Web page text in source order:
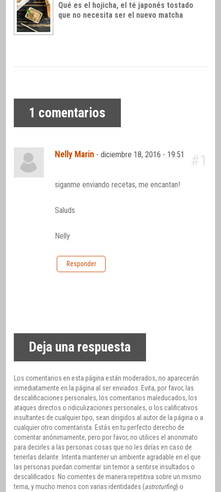
Qué es el hojicha, el té japonés tostado
que no necesita ser el nuevo matcha
1 comentarios
Nelly Marin -diciembre 18, 2016 - 19:51 #1
siganme enviando recetas, me encantan!
Saluds
Nelly
Responder
Deja una respuesta
Los comentarios en esta página están moderados, no aparecerán
inmediatamente en la página al ser enviados. Evita, por favor, las
descalificaciones personales, los comentarios maleducados, los
ataques directos o ridiculizaciones personales, o los calificativos
insultantes de cualquier tipo, sean dirigidos al autor de la página o a
cualquier otro comentarista. Estás en tu perfecto derecho de
comentar anónimamente, pero por favor, no utilices el anonimato
para decirles a las personas cosas que no les dirías en caso de
tenerlas delante. Intenta mantener un ambiente agradable en el que
las personas puedan comentar sin temor a sentirse insultados o
descalificados. No comentes de manera repetitiva sobre un mismo
tema, y mucho menos con varias identidades (astroturfing) o